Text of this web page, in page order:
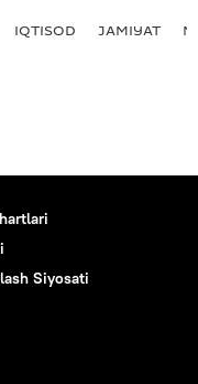
IQTISOD JAMIYAT
Siyosati